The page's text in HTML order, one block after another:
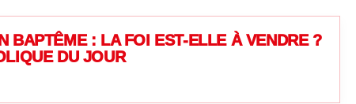
BAPTÊME : LA FOI EST-ELLE À VENDRE ?
DU JOUR